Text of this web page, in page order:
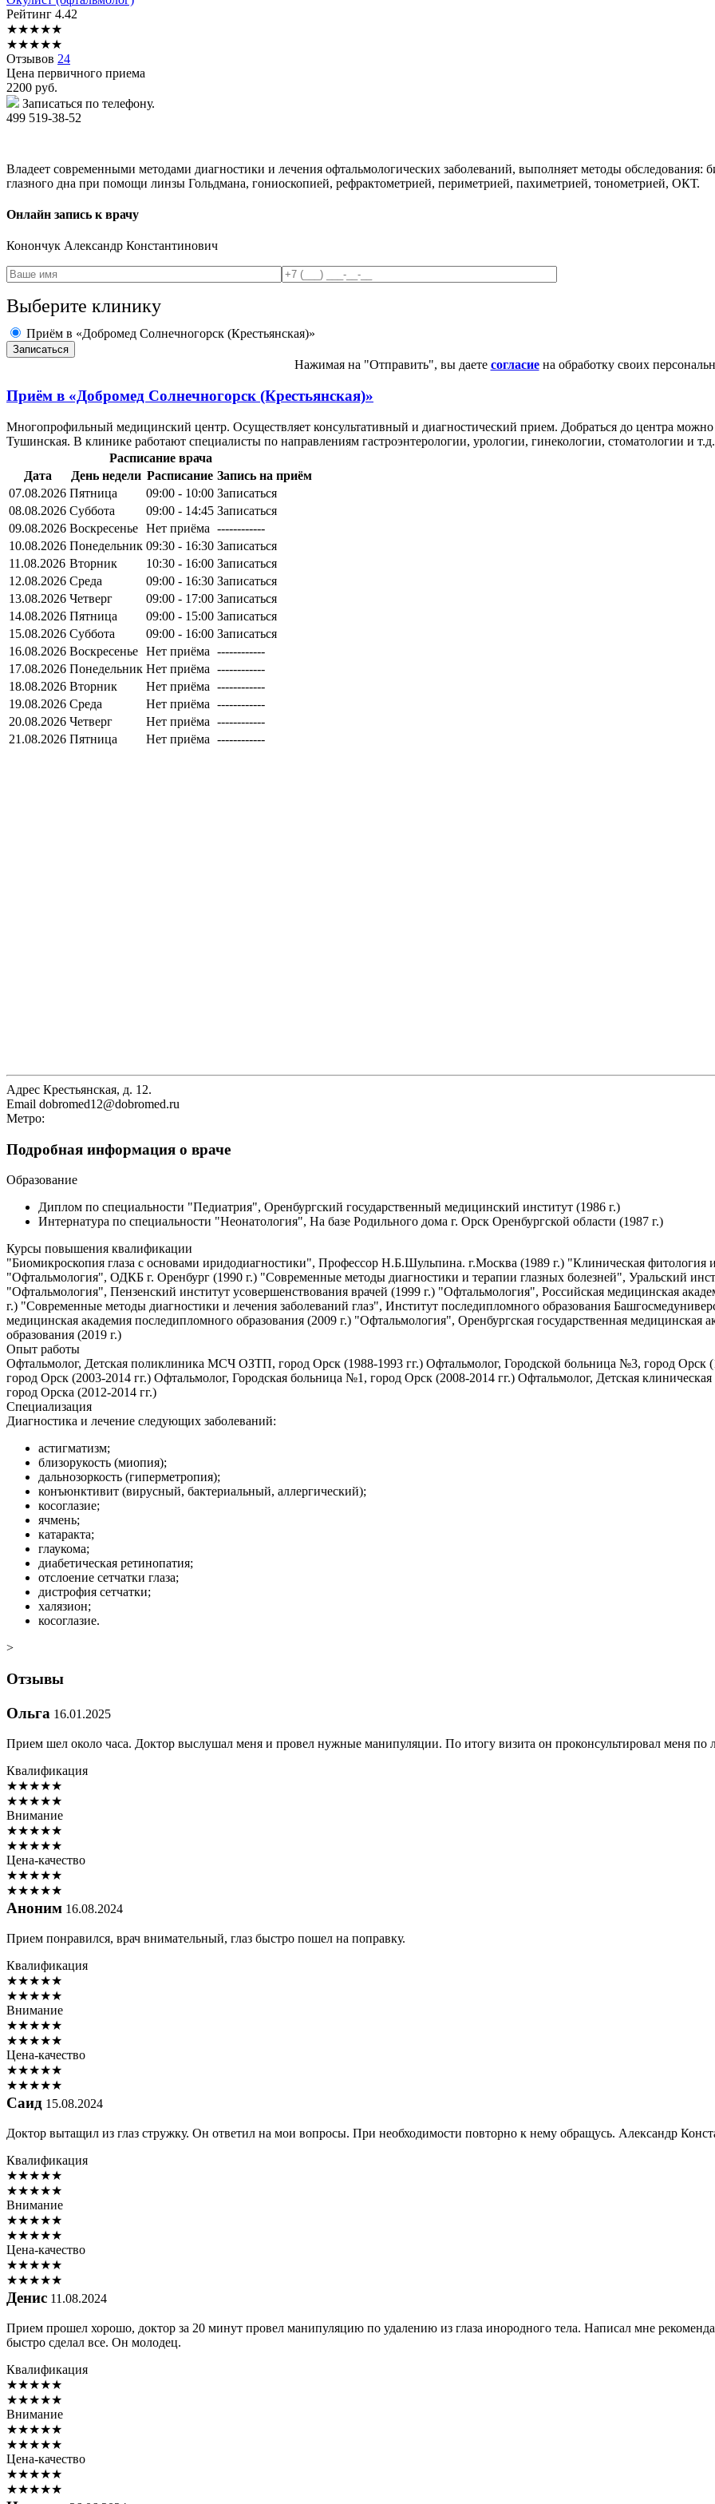
Рейтинг 4.42
★★★★★
★★★★★
Отзывов 24
Цена первичного приема
2200 руб.
Записаться по телефону.
499 519-38-52
Владеет современными методами диагностики и лечения офтальмологических заболеваний, выполняет методы обследования:
глазного дна при помощи линзы Гольдмана, гониоскопией, рефрактометрией, периметрией, пахиметрией, тонометрией, ОКТ.
Онлайн запись к врачу
Конончук Александр Константинович
Выберите клинику
Приём в «Добромед Солнечногорск (Крестьянская)»
Нажимая на "Отправить", вы даете согласиена обработку своих
Приём в «Добромед Солнечногорск (Крестьянская)»
Многопрофильный медицинский центр. Осуществляет консультативный и диагностический прием. Добраться до центра
Тушинская. В клинике работают специалисты по направлениям гастроэнтерологии, урологии, гинекологии, стоматологии и
Расписание врача
Дата
День недели Расписание Запись на приём
07.08.2026 Пятница 09:00 - 10:00 Записаться
08.08.2026 Суббота 09:00 - 14:45 Записаться
09.08.2026 Воскресенье Нет приёма ------------
10.08.2026 Понедельник 09:30 - 16:30 Записаться
11.08.2026 Вторник 10:30 - 16:00 Записаться
12.08.2026 Среда 09:00 - 16:30 Записаться
13.08.2026 Четверг 09:00 - 17:00 Записаться
14.08.2026 Пятница 09:00 - 15:00 Записаться
15.08.2026 Суббота 09:00 - 16:00 Записаться
16.08.2026 Воскресенье Нет приёма ------------
17.08.2026 Понедельник Нет приёма ------------
18.08.2026 Вторник Нет приёма ------------
19.08.2026 Среда Нет приёма ------------
20.08.2026 Четверг Нет приёма ------------
21.08.2026 Пятница Нет приёма ------------
Адрес Крестьянская, д. 12.
Email dobromed12@dobromed.ru
Метро:
Подробная информация о враче
Образование
Диплом по специальности "Педиатрия", Оренбургский государственный медицинский институт (1986 г.)
Интернатура по специальности "Неонатология", На базе Родильного дома г. Орск Оренбургской области (1987 г.)
Курсы повышения квалификации
"Биомикроскопия глаза с основами иридодиагностики", Профессор Н.Б.Шульпина. г.Москва (1989 г.) "Клиническая
"Офтальмология", ОДКБ г. Оренбург (1990 г.) "Современные методы диагностики и терапии глазных болезней", Уральский
"Офтальмология", Пензенский институт усовершенствования врачей (1999 г.) "Офтальмология", Российская медицинская
г.) "Современные методы диагностики и лечения заболеваний глаз", Институт последипломного образования
медицинская академия последипломного образования (2009 г.) "Офтальмология", Оренбургская государственная
образования (2019 г.)
Опыт работы
Офтальмолог, Детская поликлиника МСЧ ОЗТП, город Орск (1988-1993 гг.) Офтальмолог, Городской больница №3, город Орск
город Орск (2003-2014 гг.) Офтальмолог, Городская больница №1, город Орск (2008-2014 гг.) Офтальмолог, Детская
город Орска (2012-2014 гг.)
Специализация
Диагностика и лечение следующих заболеваний:
астигматизм;
близорукость (миопия);
дальнозоркость (гиперметропия);
конъюнктивит (вирусный, бактериальный, аллергический);
косоглазие;
ячмень;
катаракта;
глаукома;
диабетическая ретинопатия;
отслоение сетчатки глаза;
дистрофия сетчатки;
халязион;
косоглазие.
>
Отзывы
Ольга 16.01.2025
Прием шел около часа. Доктор выслушал меня и провел нужные манипуляции. По итогу визита он проконсультировал меня по
Квалификация
★★★★★
★★★★★
Внимание
★★★★★
★★★★★
Цена-качество
★★★★★
★★★★★
Аноним 16.08.2024
Прием понравился, врач внимательный, глаз быстро пошел на поправку.
Квалификация
★★★★★
★★★★★
Внимание
★★★★★
★★★★★
Цена-качество
★★★★★
★★★★★
Саид 15.08.2024
Доктор вытащил из глаз стружку. Он ответил на мои вопросы. При необходимости повторно к нему обращусь. Александр
Квалификация
★★★★★
★★★★★
Внимание
★★★★★
★★★★★
Цена-качество
★★★★★
★★★★★
Денис 11.08.2024
Прием прошел хорошо, доктор за 20 минут провел манипуляцию по удалению из глаза инородного тела. Написал мне
быстро сделал все. Он молодец.
Квалификация
★★★★★
★★★★★
Внимание
★★★★★
★★★★★
Цена-качество
★★★★★
★★★★★